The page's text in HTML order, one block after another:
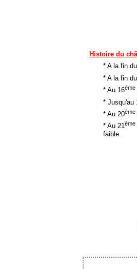
Histoire du
* A la fin
* A la fin
* Au 16ème
* Jusqu'au
* Au 20ème
* Au 21ème
faible.